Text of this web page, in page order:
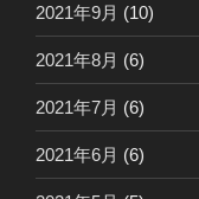
2021年9月 (10)
2021年8月 (6)
2021年7月 (6)
2021年6月 (6)